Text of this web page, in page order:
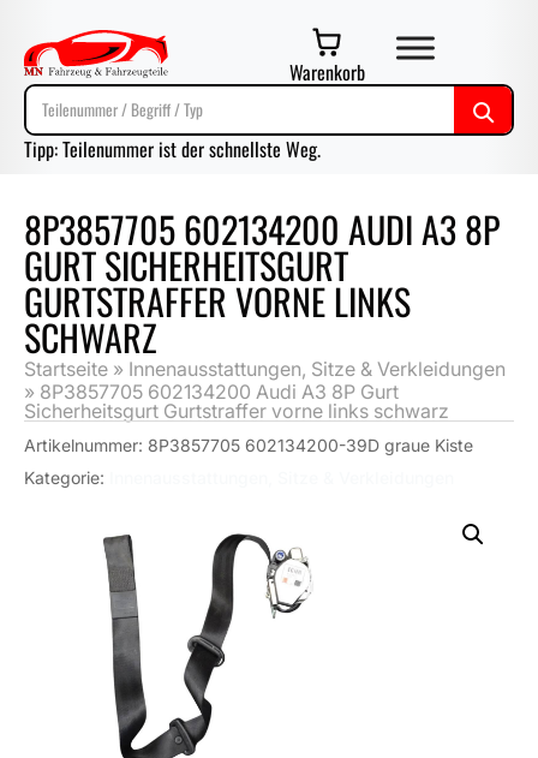
Warenkorb
Tipp: Teilenummer ist der schnellste Weg.
8P3857705 602134200 AUDI A3 8P
GURT SICHERHEITSGURT
GURTSTRAFFER VORNE LINKS
SCHWARZ
Startseite » Innenausstattungen, Sitze & Verkleidungen
» 8P3857705 602134200 Audi A3 8P Gurt
Sicherheitsgurt Gurtstraffer vorne links schwarz
Artikelnummer: 8P3857705 602134200-39D graue Kiste
Kategorie: